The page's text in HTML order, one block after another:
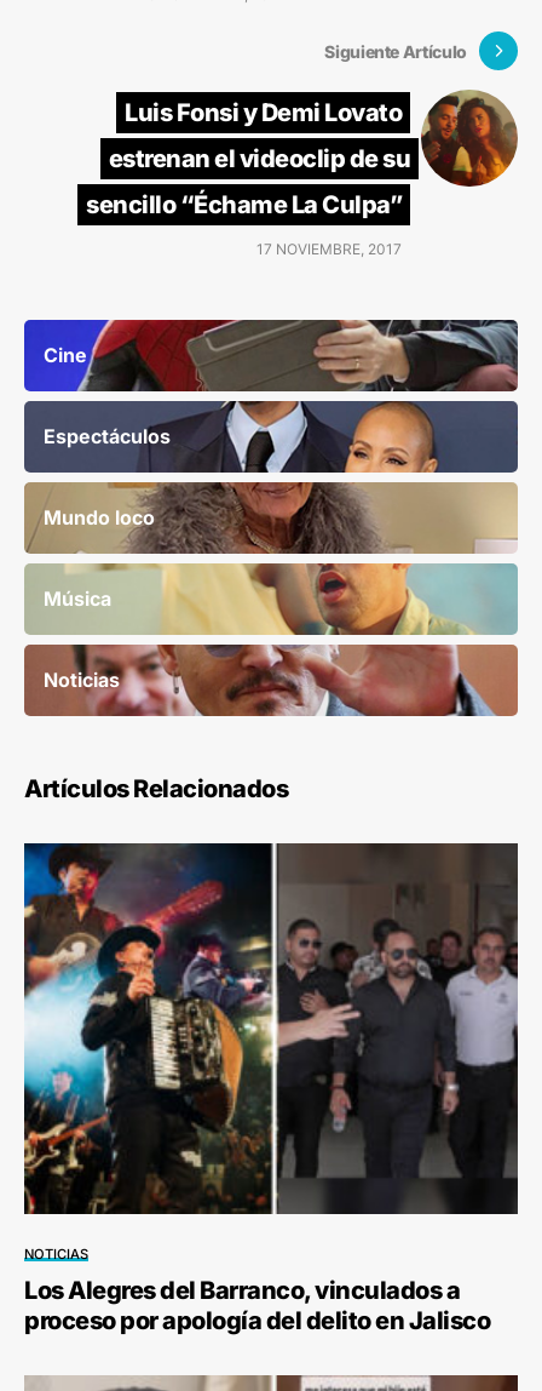
Siguiente Artículo
Luis Fonsi y Demi Lovato
estrenan el videoclip de su
sencillo “Échame La Culpa”
17 NOVIEMBRE, 2017
Cine
Espectáculos
Mundo loco
Música
Noticias
Artículos Relacionados
NOTICIAS
Los Alegres del Barranco, vinculados a
proceso por apología del delito en Jalisco